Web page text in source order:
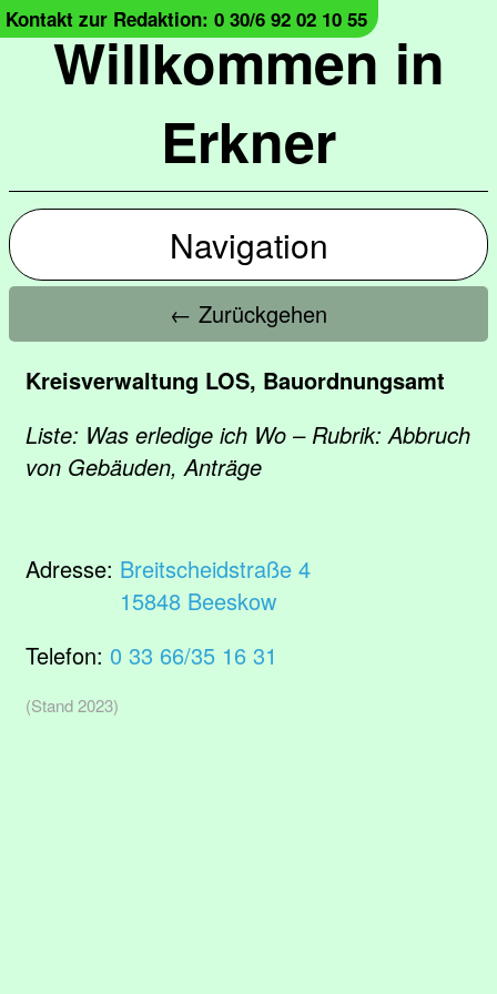
Willkommen in
Erkner
Kontakt zur Redaktion: 0 30/6 92 02 10 55
Navigation
← Zurückgehen
Kreisverwaltung LOS, Bauordnungsamt
Liste: Was erledige ich Wo – Rubrik: Abbruch
von Gebäuden, Anträge
Adresse: Breitscheidstraße 4
15848 Beeskow
Telefon: 0 33 66/35 16 31
(Stand 2023)